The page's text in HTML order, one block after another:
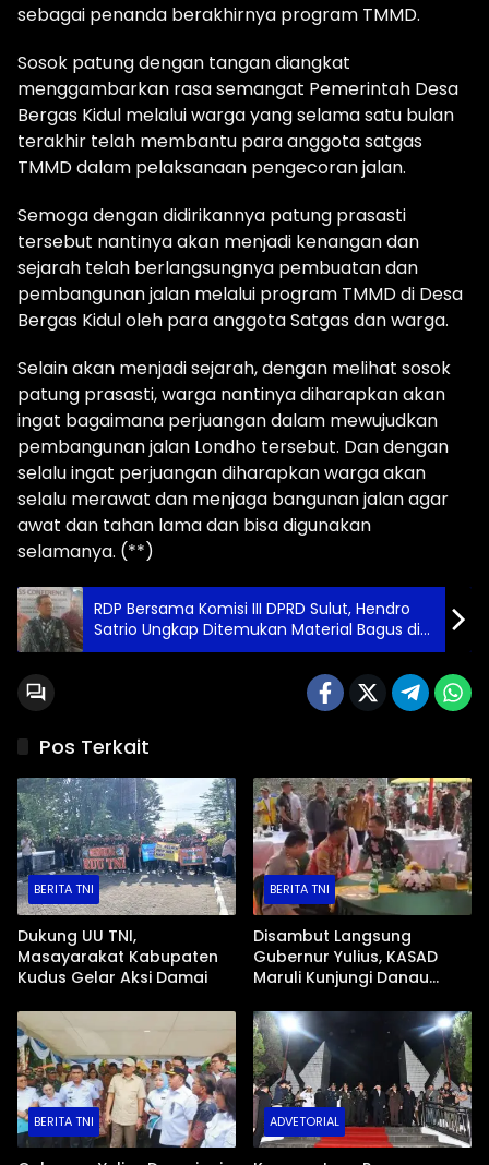
sebagai penanda berakhirnya program TMMD.
Sosok patung dengan tangan diangkat
menggambarkan rasa semangat Pemerintah Desa
Bergas Kidul melalui warga yang selama satu bulan
terakhir telah membantu para anggota satgas
TMMD dalam pelaksanaan pengecoran jalan.
Semoga dengan didirikannya patung prasasti
tersebut nantinya akan menjadi kenangan dan
sejarah telah berlangsungnya pembuatan dan
pembangunan jalan melalui program TMMD di Desa
Bergas Kidul oleh para anggota Satgas dan warga.
Selain akan menjadi sejarah, dengan melihat sosok
patung prasasti, warga nantinya diharapkan akan
ingat bagaimana perjuangan dalam mewujudkan
pembangunan jalan Londho tersebut. Dan dengan
selalu ingat perjuangan diharapkan warga akan
selalu merawat dan menjaga bangunan jalan agar
awat dan tahan lama dan bisa digunakan
selamanya. (**)
RDP Bersama Komisi III DPRD Sulut, Hendro
Satrio Ungkap Ditemukan Material Bagus di
Talaud
Pos Terkait
BERITA TNI
Dukung UU TNI,
Masayarakat Kabupaten
Kudus Gelar Aksi Damai
BERITA TNI
Disambut Langsung
Gubernur Yulius, KASAD
Maruli Kunjungi Danau
BERITA TNI ADVETORIAL